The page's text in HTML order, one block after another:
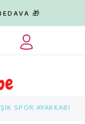
🎁
ŞIK SPOR AYAKKABI